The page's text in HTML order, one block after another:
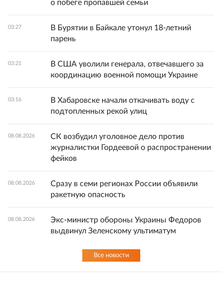
о побеге пропавшей семьи
03:27
В Бурятии в Байкале утонул 18-летний
парень
03:21
В США уволили генерала, отвечавшего за
координацию военной помощи Украине
03:16
В Хабаровске начали откачивать воду с
подтопленных рекой улиц
08.08.2026
СК возбудил уголовное дело против
журналистки Гордеевой о распространении
фейков
08.08.2026
Сразу в семи регионах России объявили
ракетную опасность
08.08.2026
Экс-министр обороны Украины Федоров
выдвинул Зеленскому ультиматум
Все новости